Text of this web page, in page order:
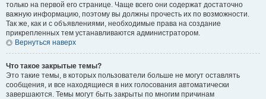
только на первой его странице. Чаще всего они содержат достаточно
важную информацию, поэтому вы должны прочесть их по возможности.
Так же, как и с объявлениями, необходимые права на создание
прикрепленных тем устанавливаются администратором.
Вернуться наверх
Что такое закрытые темы?
Это такие темы, в которых пользователи больше не могут оставлять
сообщения, и все находящиеся в них голосования автоматически
завершаются. Темы могут быть закрыты по многим причинам